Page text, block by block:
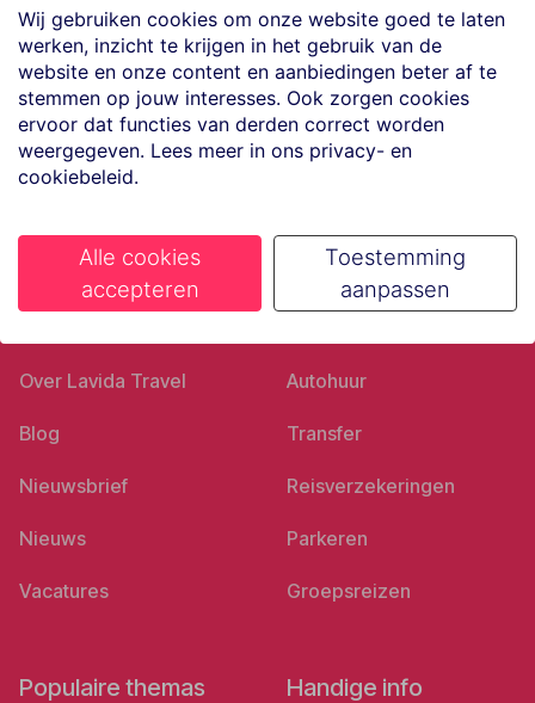
Volg ons op social media
Ons bedrijf
Over Lavida Travel
Blog
Nieuwsbrief
Nieuws
Vacatures
Goed voorbereid
Autohuur
Transfer
Reisverzekeringen
Parkeren
Groepsreizen
Populaire themas Handige info
Wij gebruiken cookies om onze website goed te laten
werken, inzicht te krijgen in het gebruik van de
website en onze content en aanbiedingen beter af te
stemmen op jouw interesses. Ook zorgen cookies
ervoor dat functies van derden correct worden
weergegeven. Lees meer in ons privacy- en
cookiebeleid.
Alle cookies
accepteren
Toestemming
aanpassen